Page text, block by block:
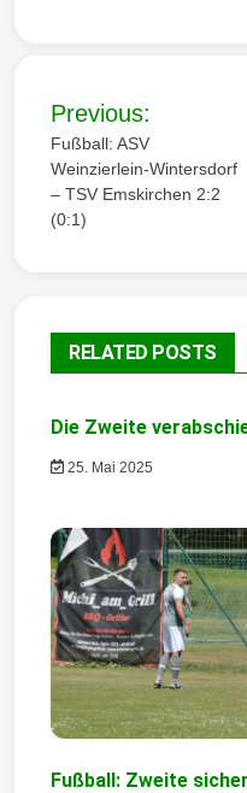
B
e
i
t
a
g
s
n
v
i
g
a
t
Previous:
Fußball: ASV
Weinzierlein-Wintersdorf
– TSV Emskirchen 2:2
(0:1)
RELATED POSTS
Die Zweite
25. Mai 2025
Fußball: Zweite